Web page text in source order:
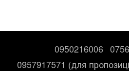
0950216006
0957917571 (для